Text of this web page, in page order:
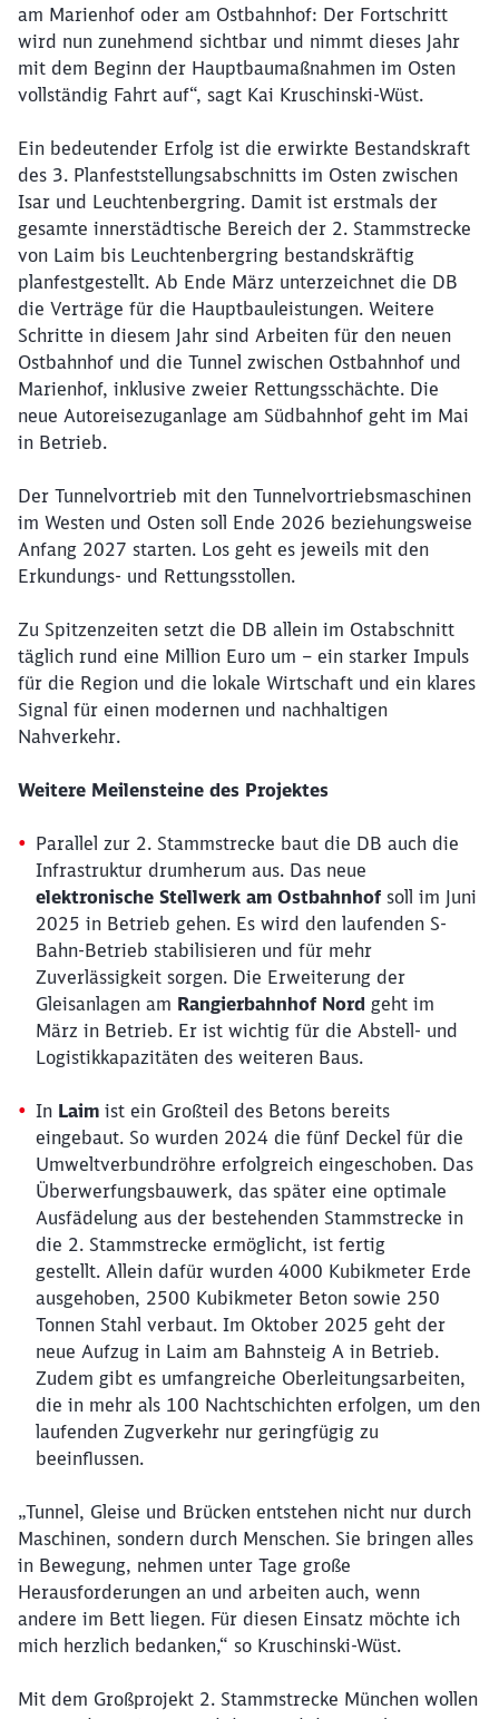
am Marienhof oder am Ostbahnhof: Der Fortschritt
wird nun zunehmend sichtbar und nimmt dieses Jahr
mit dem Beginn der Hauptbaumaßnahmen im Osten
vollständig Fahrt auf“, sagt Kai Kruschinski-Wüst.
Ein bedeutender Erfolg ist die erwirkte Bestandskraft
des 3. Planfeststellungsabschnitts im Osten zwischen
Isar und Leuchtenbergring. Damit ist erstmals der
gesamte innerstädtische Bereich der 2. Stammstrecke
von Laim bis Leuchtenbergring bestandskräftig
planfestgestellt. Ab Ende März unterzeichnet die DB
die Verträge für die Hauptbauleistungen. Weitere
Schritte in diesem Jahr sind Arbeiten für den neuen
Ostbahnhof und die Tunnel zwischen Ostbahnhof und
Marienhof, inklusive zweier Rettungsschächte. Die
neue Autoreisezuganlage am Südbahnhof geht im Mai
in Betrieb.
Der Tunnelvortrieb mit den Tunnelvortriebsmaschinen
im Westen und Osten soll Ende 2026 beziehungsweise
Anfang 2027 starten. Los geht es jeweils mit den
Erkundungs- und Rettungsstollen.
Zu Spitzenzeiten setzt die DB allein im Ostabschnitt
täglich rund eine Million Euro um – ein starker Impuls
für die Region und die lokale Wirtschaft und ein klares
Signal für einen modernen und nachhaltigen
Nahverkehr.
Weitere Meilensteine des Projektes
Parallel zur 2. Stammstrecke baut die DB auch die
Infrastruktur drumherum aus. Das neue
elektronische Stellwerk am Ostbahnhof soll im Juni
2025 in Betrieb gehen. Es wird den laufenden S-
Bahn-Betrieb stabilisieren und für mehr
Zuverlässigkeit sorgen. Die Erweiterung der
Gleisanlagen am Rangierbahnhof Nord geht im
März in Betrieb. Er ist wichtig für die Abstell- und
Logistikkapazitäten des weiteren Baus.
In Laim ist ein Großteil des Betons bereits
eingebaut. So wurden 2024 die fünf Deckel für die
Umweltverbundröhre erfolgreich eingeschoben. Das
Überwerfungsbauwerk, das später eine optimale
Ausfädelung aus der bestehenden Stammstrecke in
die 2. Stammstrecke ermöglicht, ist fertig
gestellt. Allein dafür wurden 4000 Kubikmeter Erde
ausgehoben, 2500 Kubikmeter Beton sowie 250
Tonnen Stahl verbaut. Im Oktober 2025 geht der
neue Aufzug in Laim am Bahnsteig A in Betrieb.
Zudem gibt es umfangreiche Oberleitungsarbeiten,
die in mehr als 100 Nachtschichten erfolgen, um den
laufenden Zugverkehr nur geringfügig zu
beeinflussen.
„Tunnel, Gleise und Brücken entstehen nicht nur durch
Maschinen, sondern durch Menschen. Sie bringen alles
in Bewegung, nehmen unter Tage große
Herausforderungen an und arbeiten auch, wenn
andere im Bett liegen. Für diesen Einsatz möchte ich
mich herzlich bedanken,“ so Kruschinski-Wüst.
Mit dem Großprojekt 2. Stammstrecke München wollen